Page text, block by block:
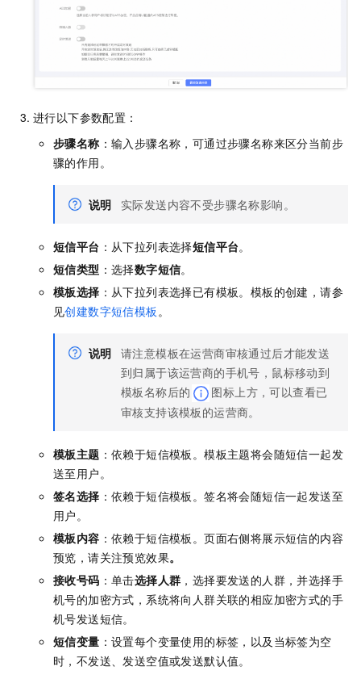
进行以下参数配置：
步骤名称 ：输入步骤名称，可通过步骤名称来区分当前步
骤的作用。
说明 实际发送内容不受步骤名称影响。
短信平台 ：从下拉列表选择短信平台。
短信类型 ：选择数字短信。
模板选择 ：从下拉列表选择已有模板。模板的创建，请参
见创建数字短信模板 。
说明 请注意模板在运营商审核通过后才能发送
到归属于该运营商的手机号，鼠标移动到
模板名称后的
图标上方，可以查看已
审核支持该模板的运营商。
模板主题 ：依赖于短信模板。模板主题将会随短信一起发
送至用户。
签名选择 ：依赖于短信模板。签名将会随短信一起发送至
用户。
模板内容 ：依赖于短信模板。页面右侧将展示短信的内容
预览，请关注预览效果。
接收号码 ：单击选择人群 ，选择要发送的人群，并选择手
机号的加密方式，系统将向人群关联的相应加密方式的手
机号发送短信。
短信变量 ：设置每个变量使用的标签，以及当标签为空
时，不发送、发送空值或发送默认值。